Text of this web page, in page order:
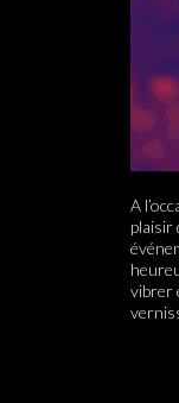
A
plaisir
vibrer